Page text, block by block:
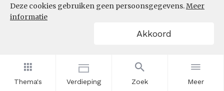
Thema's Verdieping Zoek Meer
Deze cookies gebruiken geen persoonsgegevens.Meer
informatie
Akkoord
Bron:UWV (08-06-2026)